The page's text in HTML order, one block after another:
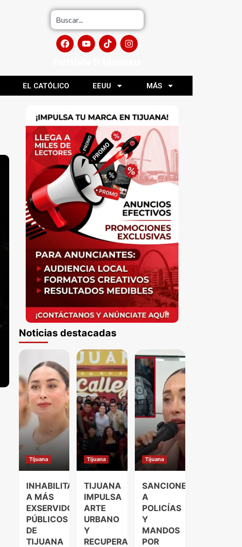
EL CATÓLICO EEUU MÁS
Noticias destacadas
Tijuana
INHABILITAN
A MÁS
EXSERVIDORES
PÚBLICOS
DE
TIJUANA
Tijuana
TIJUANA
IMPULSA
ARTE
URBANO
Y
RECUPERACIÓN
Tijuana
SANCIONES
A
POLICÍAS
Y
MANDOS
POR